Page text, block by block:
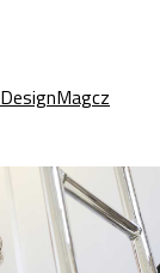
DesignMagcz